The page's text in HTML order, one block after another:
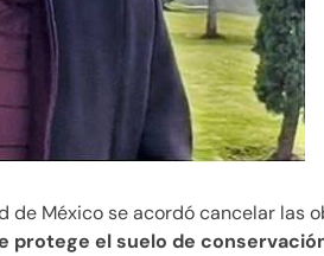
de México se acordó cancelar las
protege el suelo de